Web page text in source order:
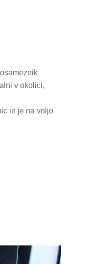
v okolici,
in je na voljo